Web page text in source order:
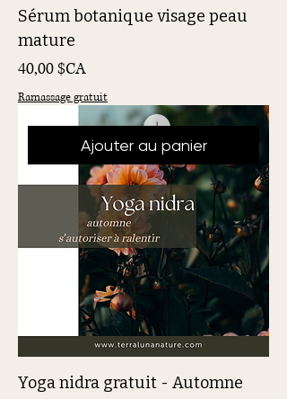
Sérum botanique visage peau
mature
Prix
40,00 $CA
Ramassage gratuit
Ajouter au panier
Yoga nidra gratuit - Automne